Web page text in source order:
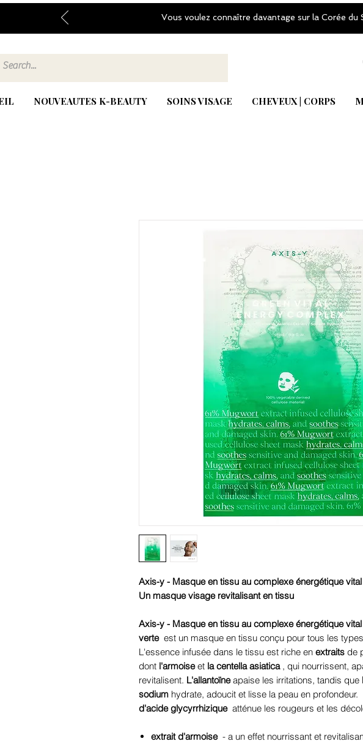
Vous voulez connaître davantage sur la Corée du
NOUVEAUTES K-BEAUTY SOINS VISAGE CHEVEUX | CORPS
Axis-y - Masque en tissu au complexe énergétique
Un masque visage revitalisant en tissu
Axis-y - Masque en tissu au complexe énergétique
verte est un masque en tissu conçu pour tous les
L'essence infusée dans le tissu est riche en extraits de
dont l'armoiseet la centella asiatica, qui nourrissent,
revitalisent. L'allantoïneapaise les irritations, tandis que
sodium hydrate, adoucit et lisse la peau en profondeur.
d'acide glycyrrhizique atténue les rougeurs et les
extrait d'armoise - a un effet nourrissant et